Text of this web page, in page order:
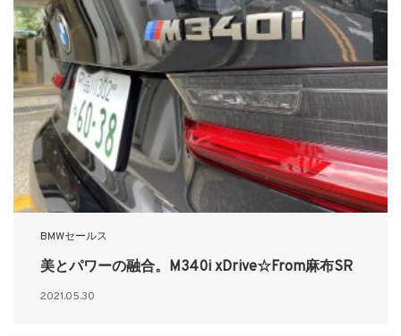
BMWセールス
美とパワーの融合。M340i xDrive☆From麻布SR
2021.05.30